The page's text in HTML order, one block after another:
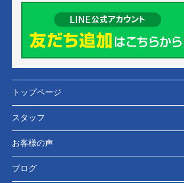
トップページ
スタッフ
お客様の声
ブログ